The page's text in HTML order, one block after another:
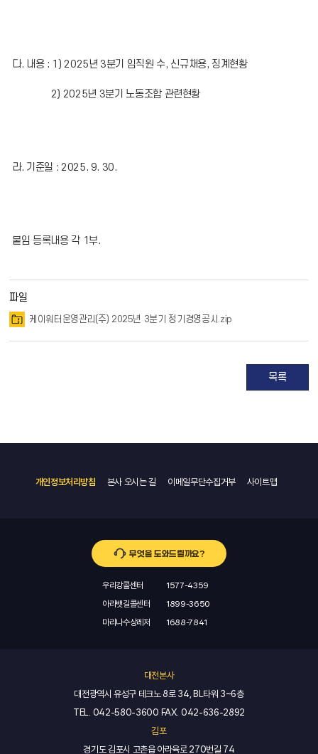
다. 내용 : 1) 2025년 3분기 임직원 수, 신규채용, 징계현황
2) 2025년 3분기 노동조합 관련현황
라. 기준일 : 2025. 9. 30.
붙임 등록내용 각 1부.
파일
케이워터운영관리(주) 2025년 3분기 정기경영공시.zip
목록
개인정보처리방침 본사 오시는 길 이메일무단수집거부 사이트맵
무엇을 도와드릴까요?
우리강콜센터
1577-4359
아라뱃길콜센터
1899-3650
마리나수상레저
1688-7841
대전본사
대전광역시 유성구 테크노 8로 34, BL타워 3~6층
TEL. 042-580-3600 FAX. 042-636-2892
김포
경기도 김포시 고촌읍 아라육로 270번길 74